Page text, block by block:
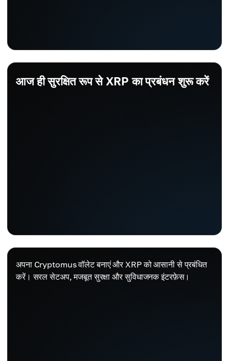
आज ही सुरक्षित रूप से XRP का प्रबंधन शुरू करें
अपना Cryptomus वॉलेट बनाएं और XRP को आसानी से प्रबंधित
करें। सरल सेटअप, मजबूत सुरक्षा और सुविधाजनक इंटरफ़ेस।